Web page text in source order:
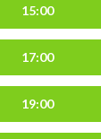
15:00
17:00
19:00